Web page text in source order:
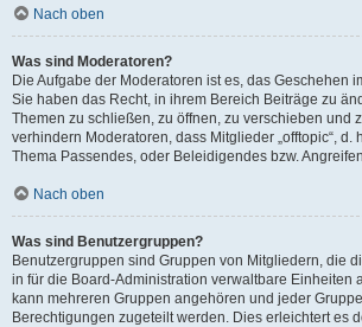
Nach oben
Was sind Moderatoren?
Die Aufgabe der Moderatoren ist es, das Geschehen
Sie haben das Recht, in ihrem Bereich Beiträge zu
Themen zu schließen, zu öffnen, zu verschieben und
verhindern Moderatoren, dass Mitglieder „offtopic“, d.
Thema Passendes, oder Beleidigendes bzw.
Nach oben
Was sind Benutzergruppen?
Benutzergruppen sind Gruppen von Mitgliedern, die
in für die Board-Administration verwaltbare Einheiten
kann mehreren Gruppen angehören und jeder
Berechtigungen zugeteilt werden. Dies erleichtert es